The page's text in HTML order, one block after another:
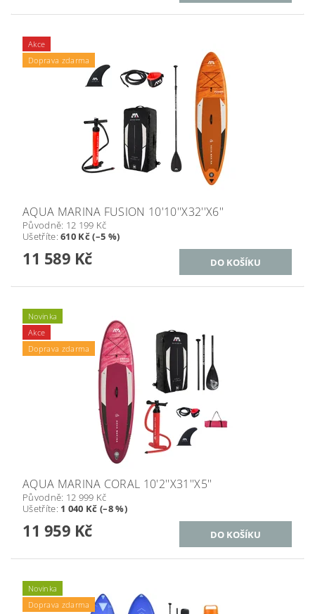
Akce
Doprava zdarma
AQUA MARINA FUSION 10'10''X32''X6''
Původně: 12 199 Kč
Ušetříte:610 Kč (–5 %)
11 589 Kč
Novinka
Akce
Doprava zdarma
AQUA MARINA CORAL 10'2''X31''X5''
Původně: 12 999 Kč
Ušetříte: 1 040 Kč (–8 %)
11 959 Kč
Novinka
Doprava zdarma